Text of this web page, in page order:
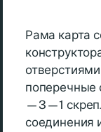
Рама карта
поперечные
—3—1
соединения